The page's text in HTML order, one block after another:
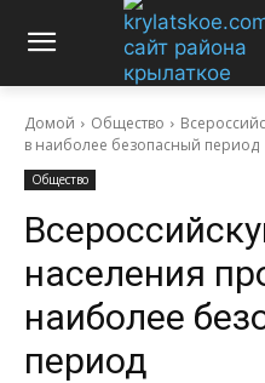
Домой Общество
в наиболее безопасный период
Общество
населения
наиболее
период